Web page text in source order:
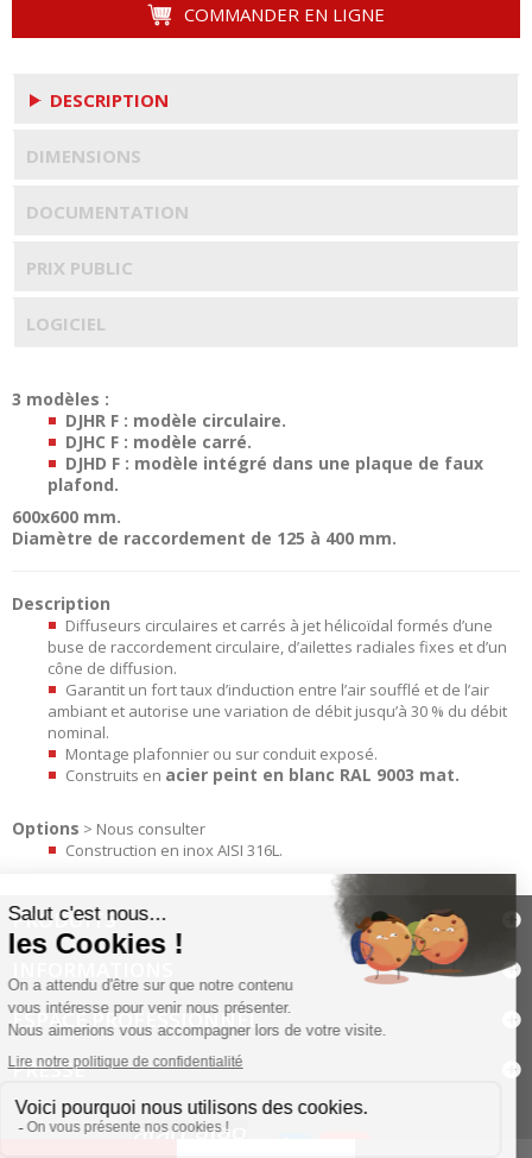
COMMANDER EN LIGNE
DESCRIPTION
DIMENSIONS
DOCUMENTATION
PRIX PUBLIC
LOGICIEL
3 modèles :
DJHR F : modèle circulaire.
DJHC F : modèle carré.
DJHD F : modèle intégré dans une plaque de faux
plafond.
600x600 mm.
Diamètre de raccordement de 125 à 400 mm.
Description
Diffuseurs circulaires et carrés à jet hélicoïdal formés d’une
buse de raccordement circulaire, d’ailettes radiales fixes et d’un
cône de diffusion.
Garantit un fort taux d’induction entre l’air soufflé et de l’air
ambiant et autorise une variation de débit jusqu’à 30 % du débit
nominal.
Montage plafonnier ou sur conduit exposé.
Construits en acier peint en blanc RAL 9003 mat.
Options > Nous consulter
Construction en inox AISI 316L.
PRODUITS
ESPACE PROFESSIONNEL
PRESSE